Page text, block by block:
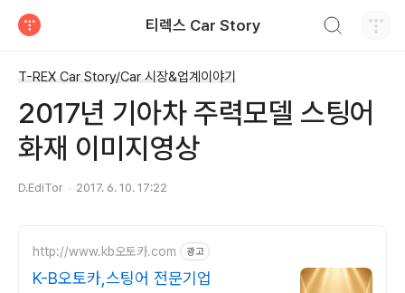
티렉스 Car Story
T-REX Car Story/Car 시장&업계이야기
2017년 기아차 주력모델 스팅어
화재 이미지영상
D.EdiTor 2017. 6. 10. 17:22
http://www.kb오토카.com 광고
K-B오토카,스팅어 전문기업